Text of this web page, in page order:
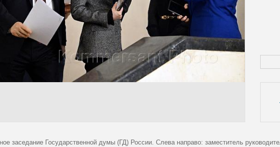
заседание Государственной думы (ГД) России. Слева направо: заместитель